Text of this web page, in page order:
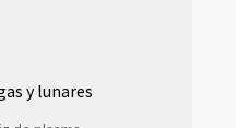
y lunares